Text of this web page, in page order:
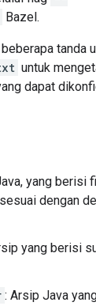
Bazel.
tanda
untuk
dapat
yang berisi
dengan
yang berisi
: Arsip Java